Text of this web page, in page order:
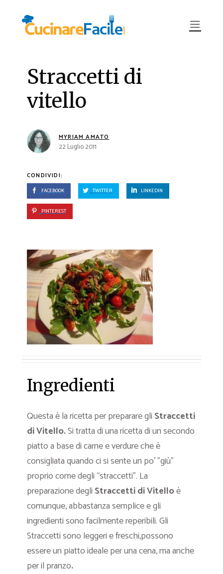
Straccetti di
vitello
MYRIAM AMATO
22 Luglio 2011
CONDIVIDI:
FACEBOOK TWITTER LINKEDIN
PINTEREST
Ingredienti
Questa è la ricetta per preparare gli Straccetti
di Vitello.Si tratta di una ricetta di un secondo
piatto a base di carne e verdure che è
consigliata quando ci si sente un po’ ”giù”
proprio come degli “straccetti”. La
preparazione degli Straccetti di Vitelloè
comunque, abbastanza semplice e gli
ingredienti sono facilmente reperibili. Gli
Straccetti sono leggeri e freschi,possono
essere un piatto ideale per una cena, ma anche
per il pranzo.